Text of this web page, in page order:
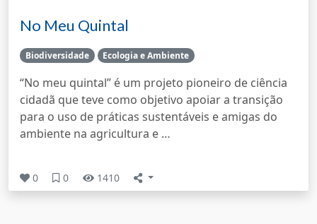
No Meu Quintal
Biodiversidade Ecologia e Ambiente
“No meu quintal” é um projeto pioneiro de ciência
cidadã que teve como objetivo apoiar a transição
para o uso de práticas sustentáveis e amigas do
ambiente na agricultura e …
0 0 1410